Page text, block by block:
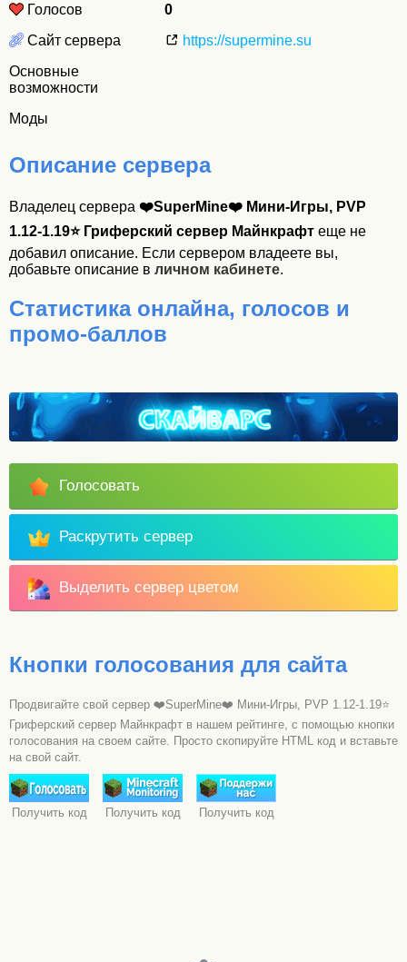
Голосов
0
Сайт сервера
https://supermine.su
Основные
возможности
Моды
Описание сервера
Владелец сервера ❤️SuperMine❤️ Мини-Игры, PVP
1.12-1.19⭐ Гриферский сервер Майнкрафт еще не
добавил описание. Если сервером владеете вы,
добавьте описание в личном кабинете.
Статистика онлайна, голосов и
промо-баллов
Голосовать
Раскрутить сервер
Выделить сервер цветом
Кнопки голосования для сайта
Продвигайте свой сервер ❤️SuperMine❤️ Мини-Игры, PVP 1.12-1.19⭐
Гриферский сервер Майнкрафт в нашем рейтинге, с помощью кнопки
голосования на своем сайте. Просто скопируйте HTML код и вставьте
на свой сайт.
Получить код Получить код Получить код